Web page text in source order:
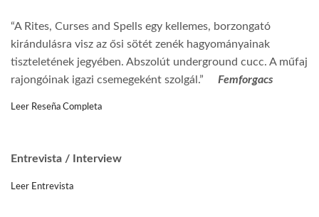
“A Rites, Curses and Spells egy kellemes, borzongató
kirándulásra visz az ősi sötét zenék hagyományainak
tiszteletének jegyében. Abszolút underground cucc. A műfaj
rajongóinak igazi csemegeként szolgál.” Femforgacs
Leer Reseña Completa
Entrevista / Interview
Leer Entrevista